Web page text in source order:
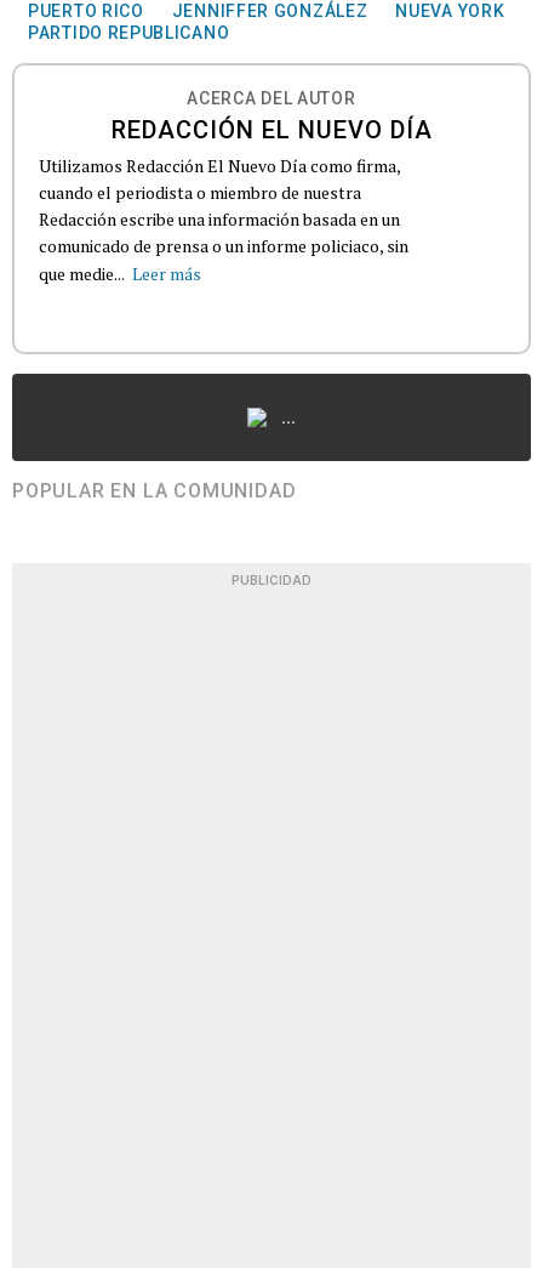
PUERTO RICO JENNIFFER GONZÁLEZ
NUEVA YORK
PARTIDO REPUBLICANO
ACERCA DEL AUTOR
REDACCIÓN EL NUEVO DÍA
Utilizamos Redacción El Nuevo Día como firma,
cuando el periodista o miembro de nuestra
Redacción escribe una información basada en un
comunicado de prensa o un informe policiaco, sin
que medie... Leer más
...
POPULAR EN LA COMUNIDAD
PUBLICIDAD